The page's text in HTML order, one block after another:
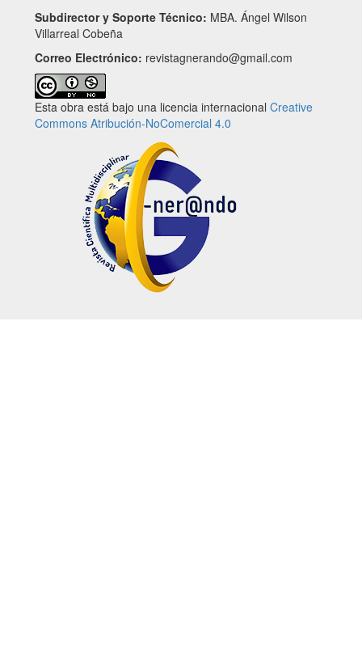
Subdirector y Soporte Técnico: MBA. Ángel Wilson
Villarreal Cobeña
Correo Electrónico: revistagnerando@gmail.com
Esta obra está bajo una licencia internacional Creative
Commons Atribución-NoComercial 4.0